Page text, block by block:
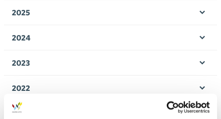
2025
2024
2023
2022
2021